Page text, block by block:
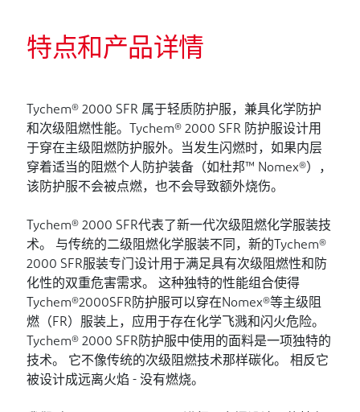
特点和产品详情
Tychem® 2000 SFR 属于轻质防护服，兼具化学防护
和次级阻燃性能。Tychem® 2000 SFR 防护服设计用
于穿在主级阻燃防护服外。当发生闪燃时，如果内层
穿着适当的阻燃个人防护装备（如杜邦™ Nomex®），
该防护服不会被点燃，也不会导致额外烧伤。
Tychem® 2000 SFR代表了新一代次级阻燃化学服装技
术。 与传统的二级阻燃化学服装不同，新的Tychem®
2000 SFR服装专门设计用于满足具有次级阻燃性和防
化性的双重危害需求。 这种独特的性能组合使得
Tychem®2000SFR防护服可以穿在Nomex®等主级阻
燃（FR）服装上，应用于存在化学飞溅和闪火危险。
Tychem® 2000 SFR防护服中使用的面料是一项独特的
技术。 它不像传统的次级阻燃技术那样碳化。 相反它
被设计成远离火焰 - 没有燃烧。